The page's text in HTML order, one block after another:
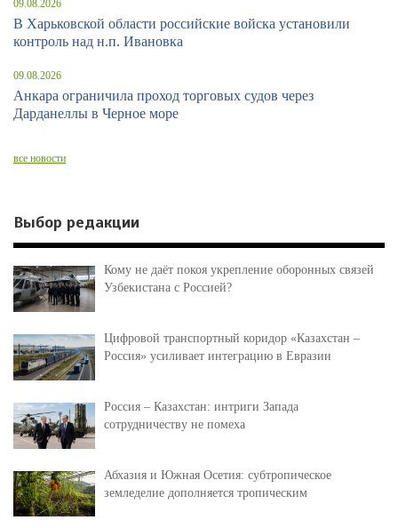
09.08.2026
В Харьковской области российские войска установили
контроль над н.п. Ивановка
09.08.2026
Анкара ограничила проход торговых судов через
Дарданеллы в Черное море
все новости
Выбор редакции
Кому не даёт покоя укрепление оборонных связей
Узбекистана с Россией?
Цифровой транспортный коридор «Казахстан –
Россия» усиливает интеграцию в Евразии
Россия – Казахстан: интриги Запада
сотрудничеству не помеха
Абхазия и Южная Осетия: субтропическое
земледелие дополняется тропическим